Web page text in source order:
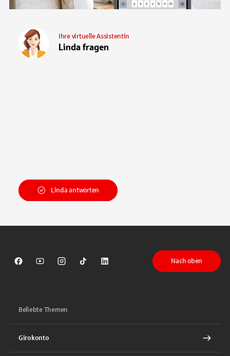
Linda fragen
Ihre virtuelle Assistentin
Linda antworten
Sparkasse auf Facebook
Sparkasse auf Youtube
Sparkasse auf Instagram
Sparkasse auf TikTok
Sparkasse auf LinkedIn
Nach oben
Beliebte Themen
Girokonto